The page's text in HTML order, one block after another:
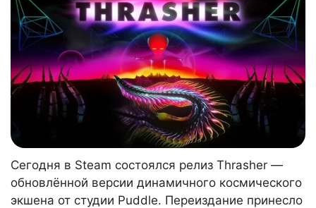
Сегодня в Steam состоялся релиз Thrasher —
обновлённой версии динамичного космического
экшена от студии Puddle. Переиздание принесло